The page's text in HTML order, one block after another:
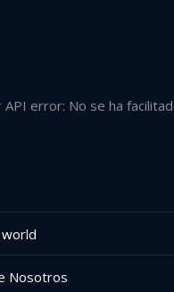
API error: No se ha
world
Nosotros